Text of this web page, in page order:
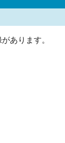
あります。